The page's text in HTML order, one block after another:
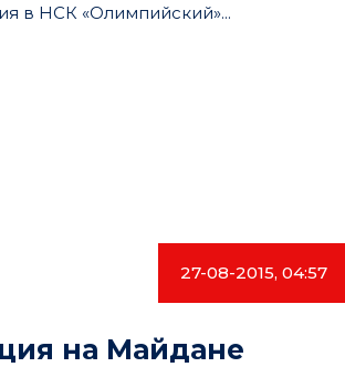
в НСК «Олимпийский»...
27-08-2015, 04:57
на Майдане